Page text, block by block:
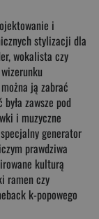
i
stylizacji dla
wokalista czy
ją zabrać
zawsze pod
i muzyczne
generator
prawdziwa
kulturą
ramen czy
k-popowego